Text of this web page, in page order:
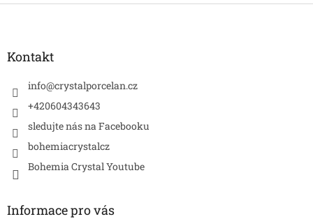
Z
Kontakt
info@crystalporcelan.cz
+420604343643
sledujte nás na Facebooku
bohemiacrystalcz
Bohemia Crystal Youtube
Informace pro vás